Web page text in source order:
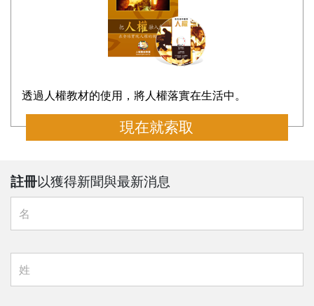
透過人權教材的使用，將人權落實在生活中。
現在就索取
註冊以獲得新聞與最新消息